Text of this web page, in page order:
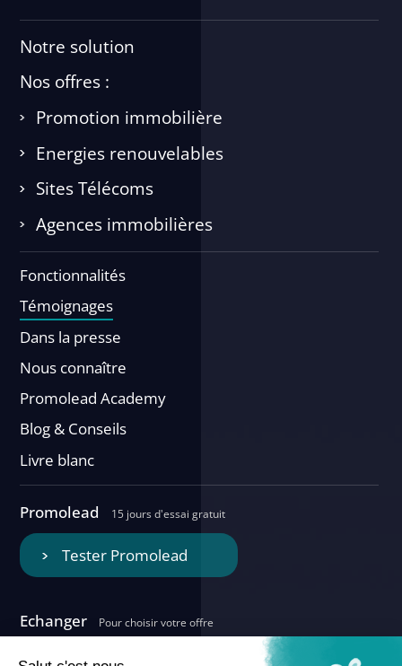
Notre solution
Nos offres :
Promotion immobilière
Energies renouvelables
Sites Télécoms
Agences immobilières
Fonctionnalités
Témoignages
Dans la presse
Nous connaître
Promolead Academy
Blog & Conseils
Livre blanc
Promolead 15 jours d'essai gratuit
Tester Promolead
Echanger Pour choisir votre offre